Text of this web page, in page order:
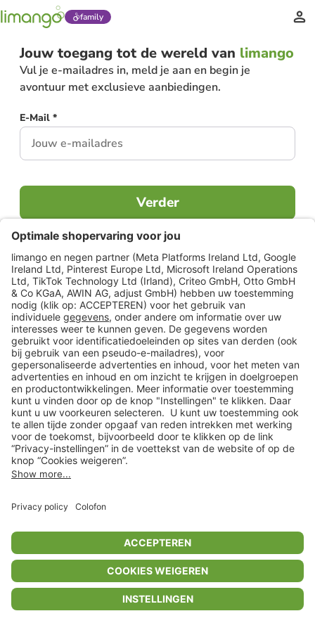
family
Jouw toegang tot de wereld van limango
Vul je e-mailadres in, meld je aan en begin je
avontuur met exclusieve aanbiedingen.
E-Mail *
Verder
Al lid?Inloggen
PrivacyinstellingenAlgemene voorwaardenPrivacybeleidColofon
Help Center